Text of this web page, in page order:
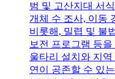
범 및 고산지대 서
개체 수 조사, 이동
비롯해, 밀렵 및 불
보전 프로그램 등
울타리 설치와 지
연이 공존할 수 있